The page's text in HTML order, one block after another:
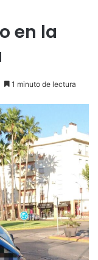
en la
1 minuto de lectura